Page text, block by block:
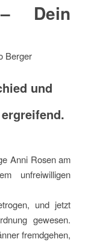
Dein
Berger
und
Anni Rosen am
unfreiwilligen
und jetzt
gewesen.
fremdgehen,